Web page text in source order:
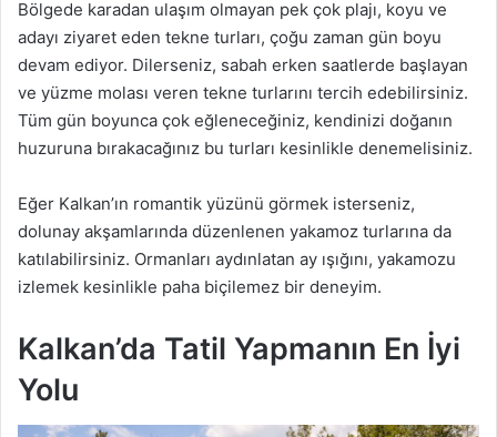
Bölgede karadan ulaşım olmayan pek çok plajı, koyu ve
adayı ziyaret eden tekne turları, çoğu zaman gün boyu
devam ediyor. Dilerseniz, sabah erken saatlerde başlayan
ve yüzme molası veren tekne turlarını tercih edebilirsiniz.
Tüm gün boyunca çok eğleneceğiniz, kendinizi doğanın
huzuruna bırakacağınız bu turları kesinlikle denemelisiniz.
Eğer Kalkan’ın romantik yüzünü görmek isterseniz,
dolunay akşamlarında düzenlenen yakamoz turlarına da
katılabilirsiniz. Ormanları aydınlatan ay ışığını, yakamozu
izlemek kesinlikle paha biçilemez bir deneyim.
Kalkan’da Tatil Yapmanın En İyi
Yolu